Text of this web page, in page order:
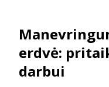
erdvė:
darbui